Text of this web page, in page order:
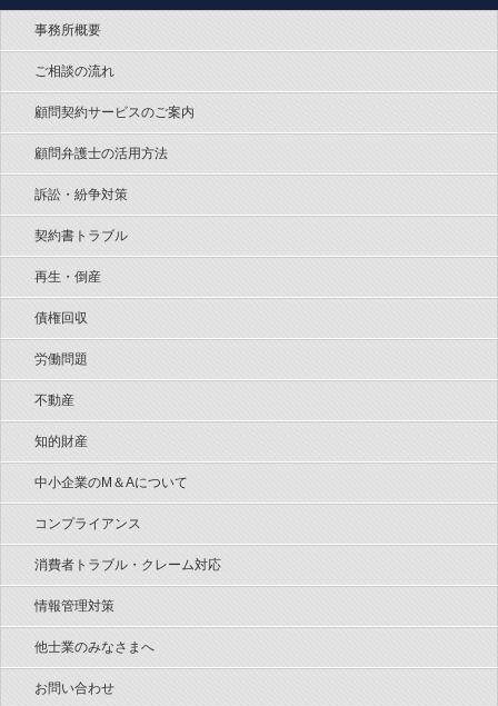
事務所概要
ご相談の流れ
顧問契約サービスのご案内
顧問弁護士の活用方法
訴訟・紛争対策
契約書トラブル
再生・倒産
債権回収
労働問題
不動産
知的財産
中小企業のM＆Aについて
コンプライアンス
消費者トラブル・クレーム対応
情報管理対策
他士業のみなさまへ
お問い合わせ